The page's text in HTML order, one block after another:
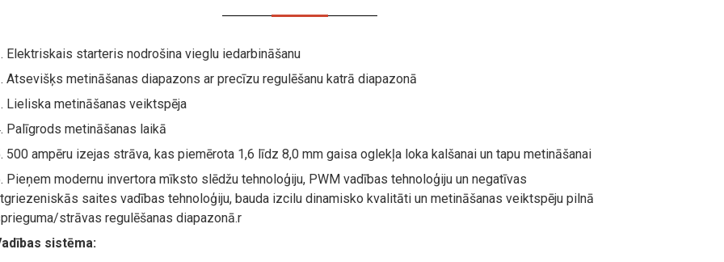
Elektriskais starteris nodrošina vieglu iedarbināšanu
Atsevišķs metināšanas diapazons ar precīzu regulēšanu katrā diapazonā
Lieliska metināšanas veiktspēja
Palīgrods metināšanas laikā
500 ampēru izejas strāva, kas piemērota 1,6 līdz 8,0 mm gaisa oglekļa loka kalšanai un tapu metināšanai
Pieņem modernu invertora mīksto slēdžu tehnoloģiju, PWM vadības tehnoloģiju un negatīvas
saites vadības tehnoloģiju, bauda izcilu dinamisko kvalitāti un metināšanas veiktspēju pilnā
strāvas regulēšanas diapazonā.r
sistēma: